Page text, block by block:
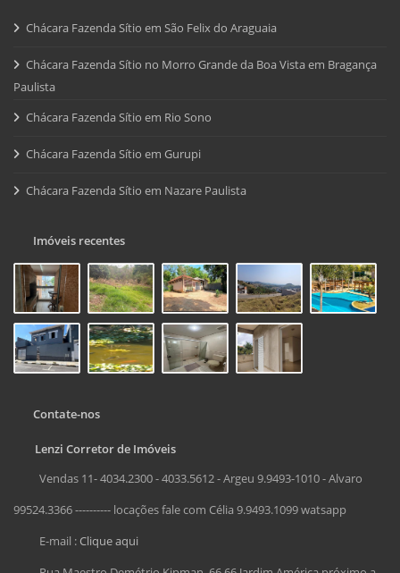
Chácara Fazenda Sítio em São Felix do Araguaia
Chácara Fazenda Sítio no Morro Grande da Boa Vista em Bragança
Paulista
Chácara Fazenda Sítio em Rio Sono
Chácara Fazenda Sítio em Gurupi
Chácara Fazenda Sítio em Nazare Paulista
Imóveis recentes
Contate-nos
Lenzi Corretor de Imóveis
Vendas 11- 4034.2300 - 4033.5612 - Argeu 9.9493-1010 - Alvaro
99524.3366 ---------- locações fale com Célia 9.9493.1099 watsapp
E-mail :Clique aqui